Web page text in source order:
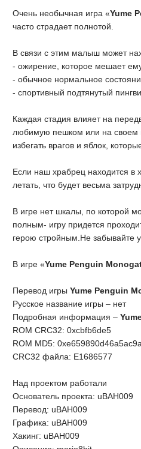
Очень необычная игра «Yume
часто страдает полнотой.
В связи с этим малыш может
- ожирение, которое мешает
- обычное нормальное
- спортивный подтянутый
Каждая стадия влияет на
любимую пешком или на своем
избегать врагов и яблок,
Если наш храбрец находится в
летать, что будет весьма
В игре нет шкалы, по которой
полным- игру придется
герою стройным.Не забывайте
В игре «Yume Penguin
Перевод игрыYume Penguin
Русское название игры – нет
Подробная информация –
ROM CRC32: 0xcbfb6de5
ROM MD5:
CRC32 файла: E1686577
Над проектом работали
Основатель проекта: uBAH009
Перевод: uBAH009
Графика: uBAH009
Хакинг: uBAH009